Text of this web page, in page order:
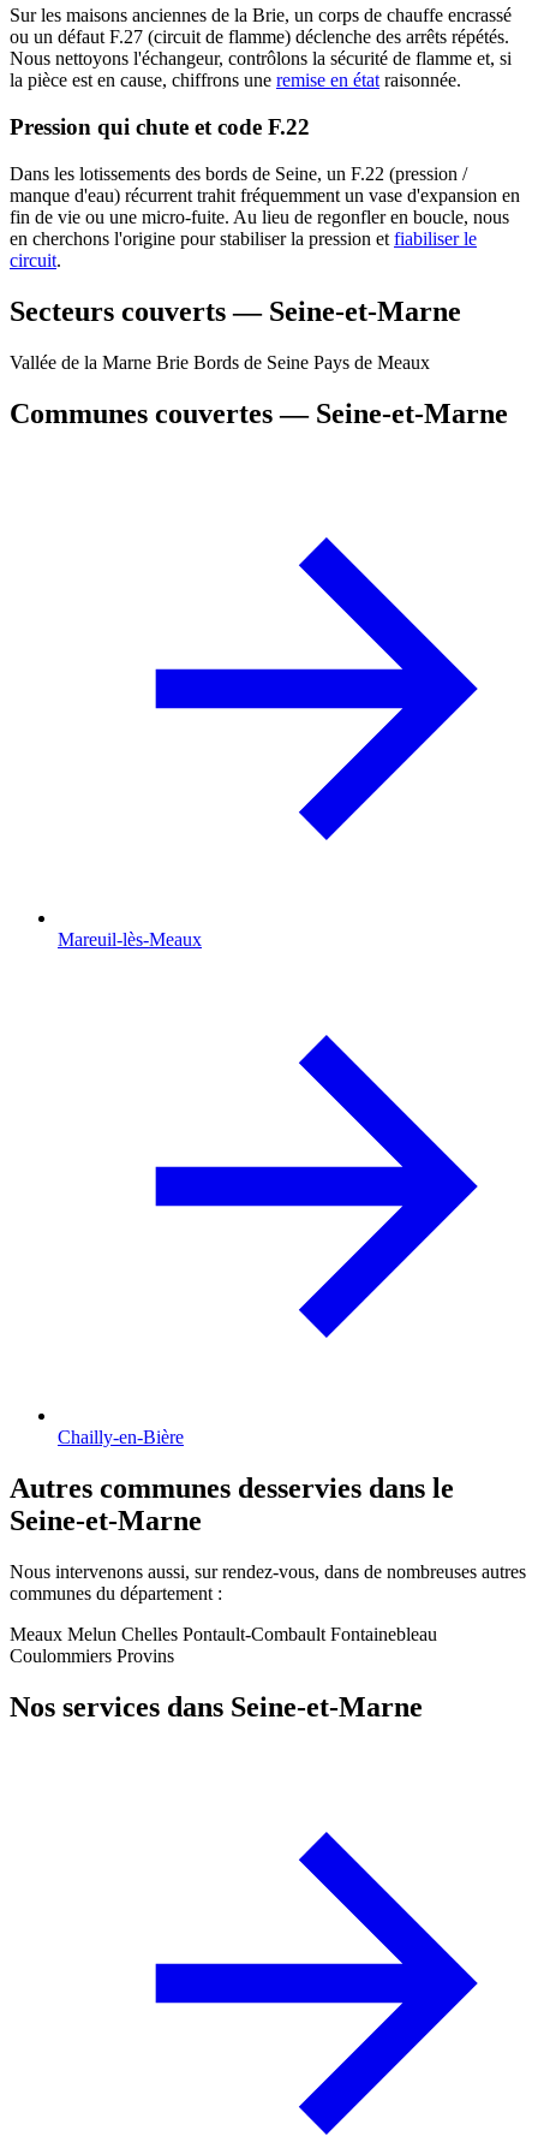
Sur les maisons anciennes de la Brie, un corps de chauffe encrassé
ou un défaut F.27 (circuit de flamme) déclenche des arrêts répétés.
Nous nettoyons l'échangeur, contrôlons la sécurité de flamme et, si
la pièce est en cause, chiffrons une remise en étatraisonnée.
Pression qui chute et code F.22
Dans les lotissements des bords de Seine, un F.22 (pression /
manque d'eau) récurrent trahit fréquemment un vase d'expansion en
fin de vie ou une micro-fuite. Au lieu de regonfler en boucle, nous
en cherchons l'origine pour stabiliser la pression et fiabiliser le
circuit.
Secteurs couverts — Seine-et-Marne
Vallée de la Marne Brie Bords de Seine Pays de Meaux
Communes couvertes — Seine-et-Marne
Mareuil-lès-Meaux
Chailly-en-Bière
Autres communes desservies dans le
Seine-et-Marne
Nous intervenons aussi, sur rendez-vous, dans de nombreuses autres
communes du département :
Meaux Melun Chelles Pontault-Combault Fontainebleau
Coulommiers Provins
Nos services dans Seine-et-Marne